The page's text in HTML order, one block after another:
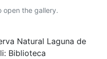
open the gallery.
Natural Laguna de
Biblioteca